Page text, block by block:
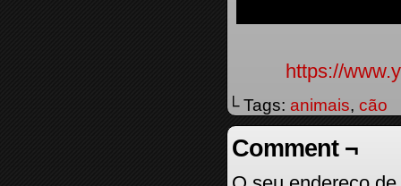
https://
└ Tags: animais, cão
Comment ¬